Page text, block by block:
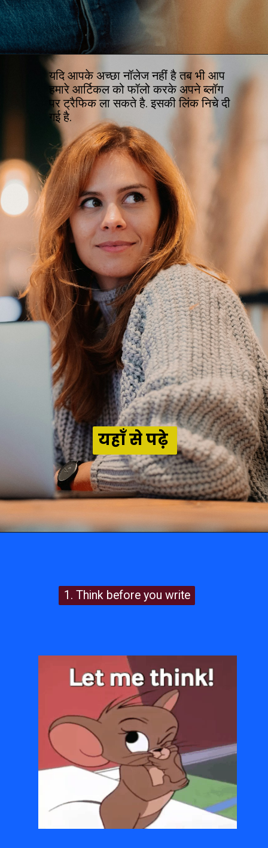
यदि आपके अच्छा नॉलेज नहीं है तब भी आप
हमारे आर्टिकल को फॉलो करके अपने ब्लॉग
पर ट्रैफिक ला सकते है. इसकी लिंक निचे दी
गई है.
यहाँ से पढ़े
1. Think before you write
1. Think before you write